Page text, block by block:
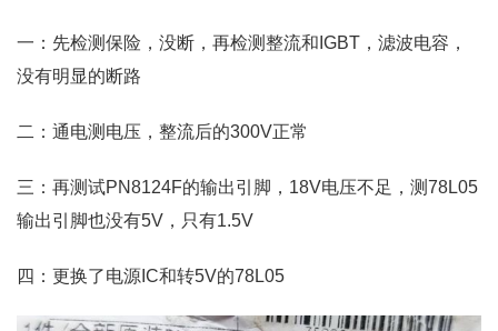
一：先检测保险，没断，再检测整流和IGBT，滤波电容，
没有明显的断路
二：通电测电压，整流后的300V正常
三：再测试PN8124F的输出引脚，18V电压不足，测78L05
输出引脚也没有5V，只有1.5V
四：更换了电源IC和转5V的78L05